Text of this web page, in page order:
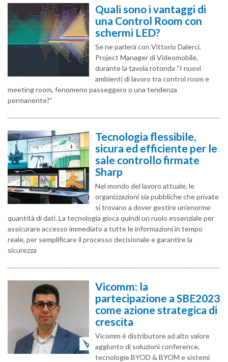
Quali sono i vantaggi di
una Control Room con
schermi LED?
Se ne parlerà con Vittorio Dalerci,
Project Manager di Videomobile,
durante la tavola rotonda “I nuovi
ambienti di lavoro tra control room e
meeting room, fenomeno passeggero o una tendenza
permanente?”
Tecnologia flessibile,
sicura ed efficiente per le
sale controllo firmate
Sharp
Nel mondo del lavoro attuale, le
organizzazioni sia pubbliche che private
si trovano a dover gestire un’enorme
quantità di dati. La tecnologia gioca quindi un ruolo essenziale per
assicurare accesso immediato a tutte le informazioni in tempo
reale, per semplificare il processo decisionale e garantire la
sicurezza
Vicomm: la
partecipazione a SBE2023
come azione strategica di
crescita
Vicomm è distributore ad alto valore
aggiunto di soluzioni conference,
tecnologie BYOD & BYOM e sistemi